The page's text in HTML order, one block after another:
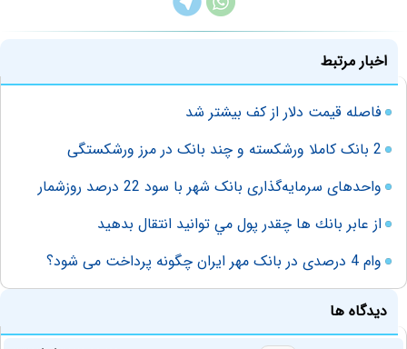
اخبار مرتبط
فاصله قیمت دلار از کف بیشتر شد
2 بانک کاملا ورشکسته و چند بانک در مرز ورشکستگی
واحدهای سرمایه‌گذاری بانک شهر با سود 22 درصد روزشمار
از عابر بانك ها چقدر پول مي توانيد انتقال بدهيد
وام 4 درصدی در بانک مهر ایران چگونه پرداخت می شود؟
دیدگاه ها